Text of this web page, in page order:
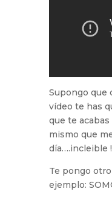
Supongo que
vídeo te has
que te
mismo que
día….incleible !
Te pongo
ejemplo: